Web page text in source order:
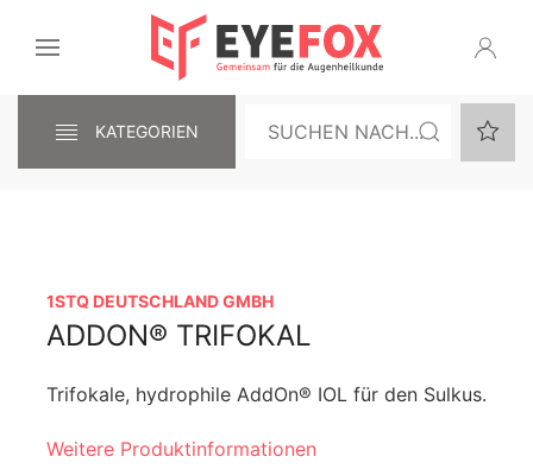
KATEGORIEN
1STQ DEUTSCHLAND GMBH
ADDON® TRIFOKAL
Trifokale, hydrophile AddOn® IOL für den Sulkus.
Weitere Produktinformationen